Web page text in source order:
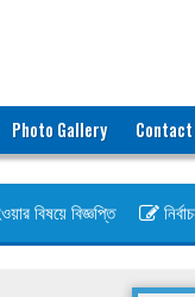
Photo Gallery Contact
বিজ্ঞপ্তি